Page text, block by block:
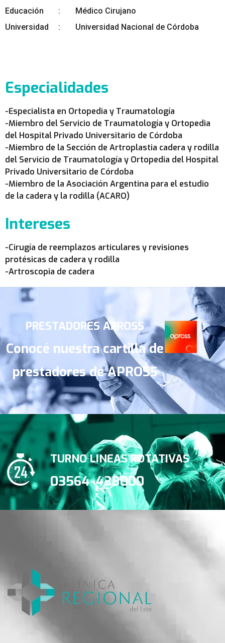
Educación
Médico Cirujano
Universidad
Universidad Nacional de Córdoba
Especialidades
-Especialista en Ortopedia y Traumatología
-Miembro del Servicio de Traumatología y Ortopedia
del Hospital Privado Universitario de Córdoba
-Miembro de la Sección de Artroplastia cadera y rodilla
del Servicio de Traumatología y Ortopedia del Hospital
Privado Universitario de Córdoba
-Miembro de la Asociación Argentina para el estudio
de la cadera y la rodilla (ACARO)
Intereses
-Cirugía de reemplazos articulares y revisiones
protésicas de cadera y rodilla
-Artroscopia de cadera
PRESTADORES APROSS
Conocé nuestra cartilla de
prestadores de APROSS
TURNO LINEAS ROTATIVAS
03564-438000